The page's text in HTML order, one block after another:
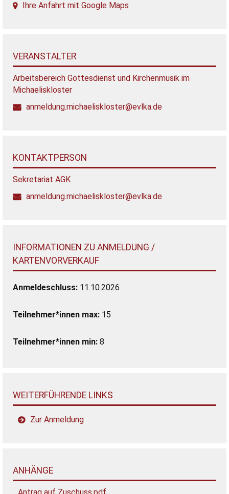
Ihre Anfahrt mit Google Maps
VERANSTALTER
Arbeitsbereich Gottesdienst und Kirchenmusik im
Michaeliskloster
anmeldung.michaeliskloster@evlka.de
KONTAKTPERSON
Sekretariat AGK
anmeldung.michaeliskloster@evlka.de
INFORMATIONEN ZU ANMELDUNG /
KARTENVORVERKAUF
Anmeldeschluss: 11.10.2026
Teilnehmer*innen max: 15
Teilnehmer*innen min: 8
WEITERFÜHRENDE LINKS
Zur Anmeldung
ANHÄNGE